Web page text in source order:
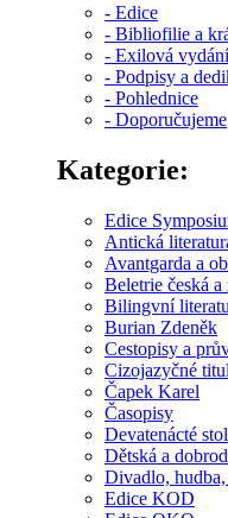
- Edice
- Bibliofilie a
- Exilová
- Podpisy a
- Pohlednice
- Doporučujeme
Kategorie:
Edice
Antická
Avantgarda a
Beletrie česká
Bilingvní
Burian Zdeněk
Cestopisy a
Cizojazyčné
Čapek Karel
Časopisy
Devatenácté
Dětská a
Divadlo,
Edice KOD